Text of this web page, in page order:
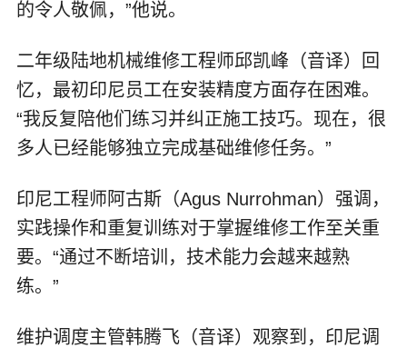
的令人敬佩，”他说。
二年级陆地机械维修工程师邱凯峰（音译）回
忆，最初印尼员工在安装精度方面存在困难。
“我反复陪他们练习并纠正施工技巧。现在，很
多人已经能够独立完成基础维修任务。”
印尼工程师阿古斯（Agus Nurrohman）强调，
实践操作和重复训练对于掌握维修工作至关重
要。“通过不断培训，技术能力会越来越熟
练。”
维护调度主管韩腾飞（音译）观察到，印尼调